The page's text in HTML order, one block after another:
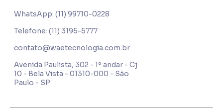
WhatsApp: (11) 99710-0228
Telefone: (11) 3195-5777
contato@waetecnologia.com.br
Avenida Paulista, 302 - 1º andar - Cj
10 - Bela Vista - 01310-000 - São
Paulo - SP